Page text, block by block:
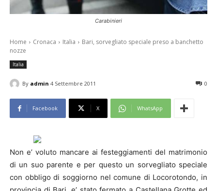
Carabinieri
Home Cronaca Italia
Bari, sorvegliato speciale preso a banchetto
nozze
Italia
By admin 4 Settembre 2011 0
Facebook X WhatsApp
Non e’ voluto mancare ai festeggiamenti del matrimonio
di un suo parente e per questo un sorvegliato speciale
con obbligo di soggiorno nel comune di Locorotondo, in